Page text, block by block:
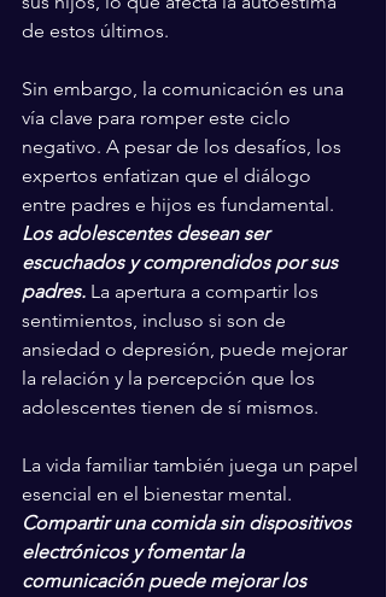
de estos últimos.
Sin embargo, la comunicación es una
vía clave para romper este ciclo
negativo. A pesar de los desafíos, los
expertos enfatizan que el diálogo
entre padres e hijos es fundamental.
Los adolescentes desean ser
escuchados y comprendidos por sus
padres. La apertura a compartir los
sentimientos, incluso si son de
ansiedad o depresión, puede mejorar
la relación y la percepción que los
adolescentes tienen de sí mismos.
La vida familiar también juega un papel
esencial en el bienestar mental.
Compartir una comida sin dispositivos
electrónicos y fomentar la
comunicación puede mejorar los